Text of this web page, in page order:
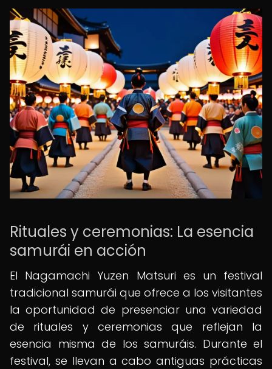
Rituales y ceremonias: La esencia
samurái en acción
El Nagamachi Yuzen Matsuri es un festival
tradicional samurái que ofrece a los visitantes
la oportunidad de presenciar una variedad
de rituales y ceremonias que reflejan la
esencia misma de los samuráis. Durante el
festival, se llevan a cabo antiguas prácticas